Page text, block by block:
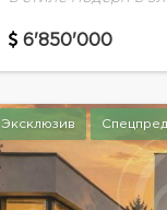
(0 этаж): холл с
6'850'000
Эксклюзив